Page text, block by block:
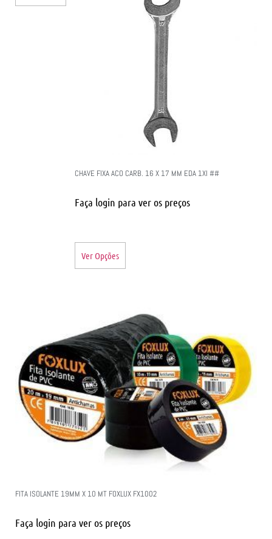
CHAVE FIXA ACO CARB. 16 X 17 MM EDA 1XI ##
Faça login para ver os preços
Ver Opções
FITA ISOLANTE 19MM X 10 MT FOXLUX FX1002
Faça login para ver os preços